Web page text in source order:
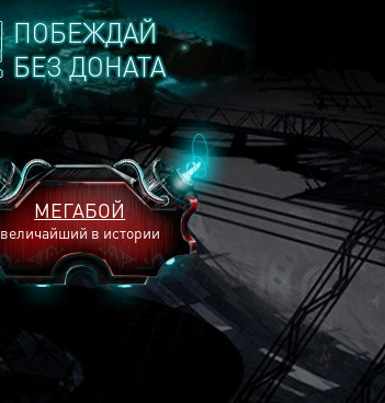
ПОБЕЖДАЙ
БЕЗ ДОНАТА
МЕГАБОЙ
величайший в истории